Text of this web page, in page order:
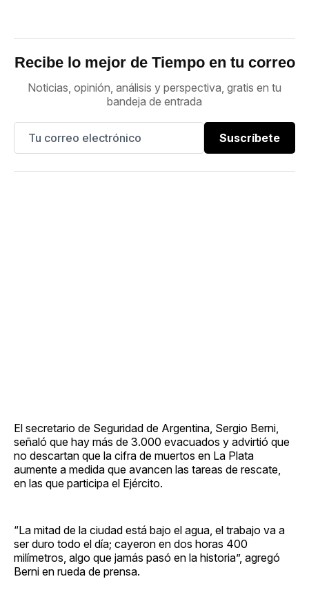
Recibe lo mejor de Tiempo en tu correo
Noticias, opinión, análisis y perspectiva, gratis en tu
bandeja de entrada
Suscríbete
El secretario de Seguridad de Argentina, Sergio Berni,
señaló que hay más de 3.000 evacuados y advirtió que
no descartan que la cifra de muertos en La Plata
aumente a medida que avancen las tareas de rescate,
en las que participa el Ejército.
“La mitad de la ciudad está bajo el agua, el trabajo va a
ser duro todo el día; cayeron en dos horas 400
milímetros, algo que jamás pasó en la historia”, agregó
Berni en rueda de prensa.